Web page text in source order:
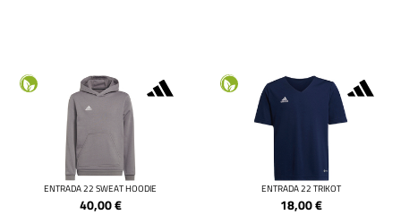
ENTRADA 22 SWEAT HOODIE
40,00€
ENTRADA 22 TRIKOT
18,00€